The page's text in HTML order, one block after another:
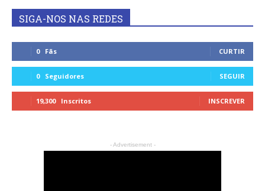
SIGA-NOS NAS REDES
0 Fãs CURTIR
0 Seguidores SEGUIR
19,300 Inscritos INSCREVER
- Advertisement -